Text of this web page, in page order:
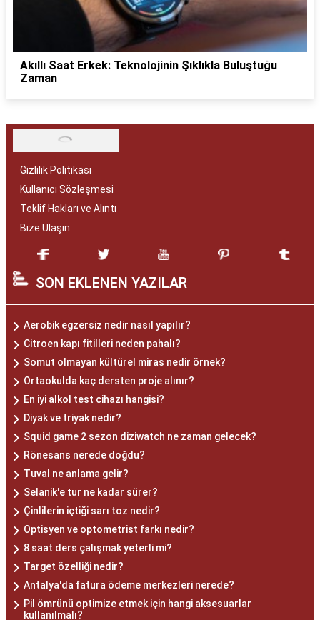
Akıllı Saat Erkek: Teknolojinin Şıklıkla Buluştuğu
Zaman
Gizlilik Politikası
Kullanıcı Sözleşmesi
Teklif Hakları ve Alıntı
Bize Ulaşın
SON EKLENEN YAZILAR
Aerobik egzersiz nedir nasıl yapılır?
Citroen kapı fitilleri neden pahalı?
Somut olmayan kültürel miras nedir örnek?
Ortaokulda kaç dersten proje alınır?
En iyi alkol test cihazı hangisi?
Diyak ve triyak nedir?
Squid game 2 sezon diziwatch ne zaman gelecek?
Rönesans nerede doğdu?
Tuval ne anlama gelir?
Selanik'e tur ne kadar sürer?
Çinlilerin içtiği sarı toz nedir?
Optisyen ve optometrist farkı nedir?
8 saat ders çalışmak yeterli mi?
Target özelliği nedir?
Antalya'da fatura ödeme merkezleri nerede?
Pil ömrünü optimize etmek için hangi aksesuarlar
kullanılmalı?